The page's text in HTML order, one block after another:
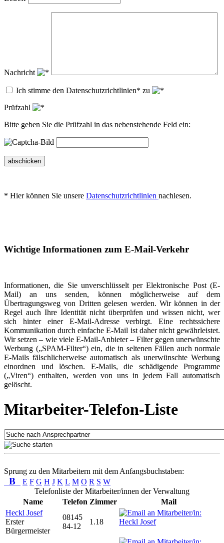
Nachricht
Ich stimme den Datenschutzrichtlinien* zu
Prüfzahl
Bitte geben Sie die Prüfzahl in das nebenstehende Feld ein:
abschicken
* Hier können Sie unsere Datenschutzrichtlinien nachlesen.
Wichtige Informationen zum E-Mail-Verkehr
Informationen, die Sie unverschlüsselt per Elektronische Post (E-
Mail) an uns senden, können möglicherweise auf dem
Übertragungsweg von Dritten gelesen werden. Wir können in der
Regel auch Ihre Identität nicht überprüfen und wissen nicht, wer
sich hinter einer E-Mail-Adresse verbirgt. Eine rechtssichere
Kommunikation durch einfache E-Mail ist daher nicht gewährleistet.
Wir setzen – wie viele E-Mail-Anbieter – Filter gegen unerwünschte
Werbung („SPAM-Filter“) ein, die in seltenen Fällen auch normale
E-Mails fälschlicherweise automatisch als unerwünschte Werbung
einordnen und löschen. E-Mails, die schädigende Programme
(„Viren“) enthalten, werden von uns in jedem Fall automatisch
gelöscht.
Mitarbeiter-Telefon-Liste
Sprung zu den Mitarbeitern mit dem Anfangsbuchstaben:
B E F G H J K L M O R S W
Telefonliste der Mitarbeiter/innen der Verwaltung
Name
Telefon Zimmer
Mail
Heckl Josef
Erster
Bürgermeister
08145
84-12
1.18